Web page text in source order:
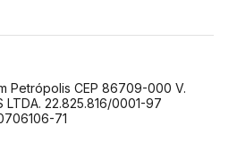
Petrópolis CEP 86709-000 V.
LTDA. 22.825.816/0001-97
71